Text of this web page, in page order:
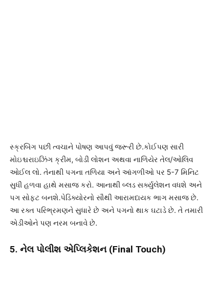
સ્ક્રબિંગ પછી ત્વચાને પોષણ આપવું જરૂરી છે.કોઈપણ સારી
મોઇશ્ચરાઇઝિંગ ક્રીમ, બોડી લોશન અથવા નાળિયેર તેલ/ઓલિવ
ઓઈલ લો. તેનાથી પગના તળિયા અને આંગળીઓ પર 5-7 મિનિટ
સુધી હળવા હાથે મસાજ કરો. આનાથી બ્લડ સર્ક્યુલેશન વધશે અને
પગ સોફ્ટ બનશે.પેડિક્યોરનો સૌથી આરામદાયક ભાગ મસાજ છે.
આ રક્ત પરિભ્રમણને સુધારે છે અને પગનો થાક ઘટાડે છે. તે તમારી
એડીઓને પણ નરમ બનાવે છે.
5. નેલ પોલીશ એપ્લિકેશન (Final Touch)